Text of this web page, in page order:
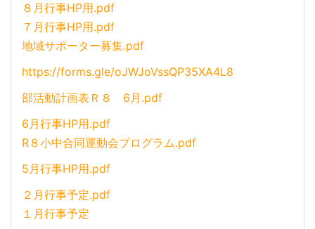
８月行事HP用.pdf
７月行事HP用.pdf
地域サポーター募集.pdf
https://forms.gle/oJWJoVssQP35XA4L8
部活動計画表Ｒ８ 6月.pdf
6月行事HP用.pdf
R８小中合同運動会プログラム.pdf
5月行事HP用.pdf
２月行事予定.pdf
１月行事予定